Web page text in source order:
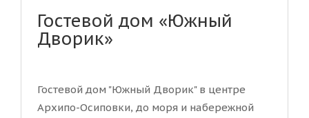
Гостевой дом «Южный
Дворик»
Гостевой дом "Южный Дворик" в центре
Архипо-Осиповки, до моря и набережной